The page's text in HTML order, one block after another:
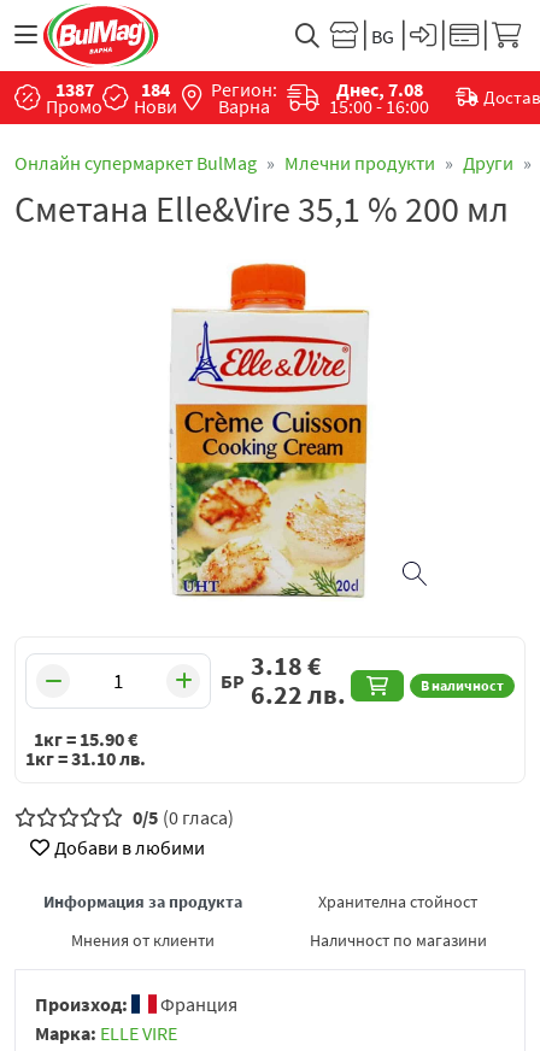
1387
Промо
184
Нови
Регион:
Варна
Днес, 7.08
15:00 - 16:00
Онлайн супермаркет BulMag Млечни продукти Други
Сметана Elle&Vire 35,1 % 200 мл
БР В наличност
3.18€
6.22лв.
1кг = 15.90€
1кг =31.10лв.
0/5 (0 гласа)
Добави в любими
Информация за продукта
Хранителна стойност
Мнения от клиенти
Наличност по магазини
Произход:
Франция
Марка: ELLE VIRE